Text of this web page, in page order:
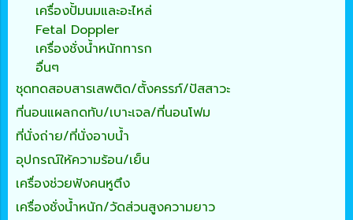
เครื่องปั้มนมและอะไหล่
Fetal Doppler
เครื่องชั่งน้ำหนักทารก
อื่นๆ
ชุดทดสอบสารเสพติด/ตั้งครรภ์/ปัสสาวะ
ที่นอนแผลกดทับ/เบาะเจล/ที่นอนโฟม
ที่นั่งถ่าย/ที่นั่งอาบน้ำ
อุปกรณ์ให้ความร้อน/เย็น
เครื่องช่วยฟังคนหูตึง
เครื่องชั่งน้ำหนัก/วัดส่วนสูงความยาว